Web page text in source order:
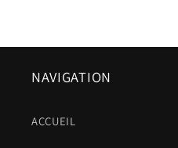
NAVIGATION
ACCUEIL